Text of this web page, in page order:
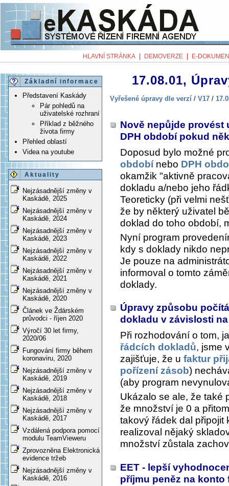
HLAVNÍ STRÁNKA DEMOVERZE E-
Základní informace
Představení Kaskády
Pár pohledů na
uživatelské rozhraní
Příklad z běžného
života firmy
Přehled oblastí
Videa na youtube
Aktuality
Nejzásadnější změny v
Kaskádě, 2025
Nejzásadnější změny v
Kaskádě, 2024
Nejzásadnější změny v
Kaskádě, 2023
Nejzásadnější změny v
Kaskádě, 2022
Nejzásadnější změny v
Kaskádě, 2021
Nejzásadnější změny v
Kaskádě, 2020
Článek ve Ždárském
průvodci - říjen 2020
Výročí 30 let firmy,
2020/06
Fungování firmy během
koronaviru, 2020
Nejzásadnější změny v
Kaskádě, 2019
Nejzásadnější změny v
Kaskádě, 2018
Nejzásadnější změny v
Kaskádě, 2017
Vzdálená podpora pomocí
modulu TeamVieweru
Zprovozněna Elektronická
evidence tržeb
Nejzásadnější změny v
Kaskádě, 2016
17.08.01,
Vyřešené úpravy dle verzí / V17 /
Nově nepůjde provést
DPH období pokud
Doposud bylo možné
obdobínebo DPH
okamžik "aktivně
dokladu a/nebo jeho
Teoreticky (při velmi
že by některý uživatel
doklad do toho období,
Nyní program
kdy s doklady nikdo
Je pouze na
informoval o tomto
doklady.
Úpravy způsobu
dokladu v závislosti
Při rozhodování o tom,
řádcích dokladů, jsme
zajišťuje, že u faktur
pořízení zásob)
(aby program
Ukázalo se ale, že také
že množství je 0 a
takový řádek dal připojit
realizoval nějaký
množství zůstala
EET - lepší
příjmu peněz na